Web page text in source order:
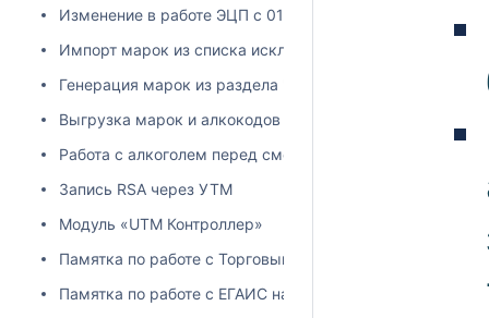
Изменение в работе ЭЦП с 01.06.2024
Импорт марок из списка исключений
Генерация марок из раздела "остатки ЕГАИС"
Выгрузка марок и алкокодов из учетной системы
Работа с алкоголем перед сменой юридического лица
Запись RSA через УТМ
Модуль «UTM Контроллер»
Памятка по работе с Торговым залом
Памятка по работе с ЕГАИС накладными